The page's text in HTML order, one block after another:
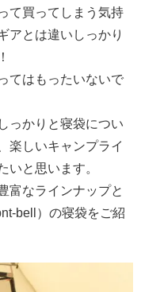
て買ってしまう気持
アとは違いしっかり
てはもったいないで
っかりと寝袋につい
楽しいキャンプライ
いと思います。
富なラインナップと
bell）の寝袋をご紹